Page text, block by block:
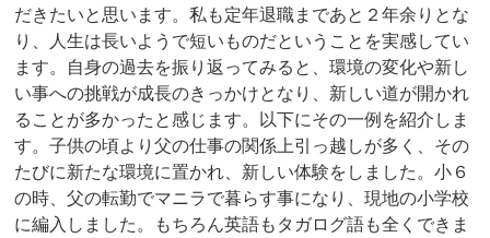
だきたいと思います。私も定年退職まであと２年余りとな
り、人生は長いようで短いものだということを実感してい
ます。自身の過去を振り返ってみると、環境の変化や新し
い事への挑戦が成長のきっかけとなり、新しい道が開かれ
ることが多かったと感じます。以下にその一例を紹介しま
す。子供の頃より父の仕事の関係上引っ越しが多く、その
たびに新たな環境に置かれ、新しい体験をしました。小６
の時、父の転勤でマニラで暮らす事になり、現地の小学校
に編入しました。もちろん英語もタガログ語も全くできま